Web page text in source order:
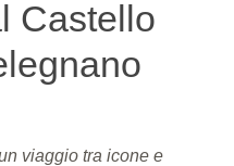
Castello
viaggio tra icone e